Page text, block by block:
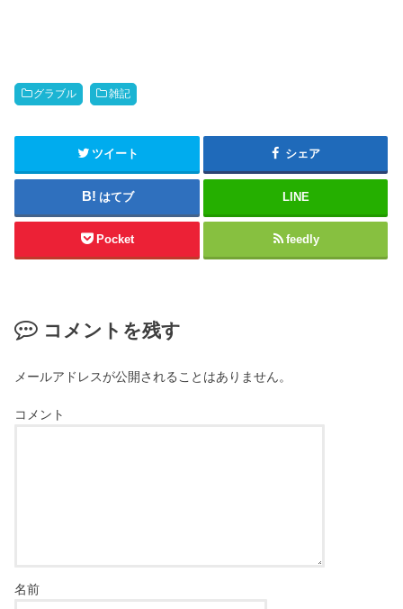
グラブル 雑記
ツイート シェア
はてブ LINE
Pocket feedly
コメントを残す
メールアドレスが公開されることはありません。
コメント
名前